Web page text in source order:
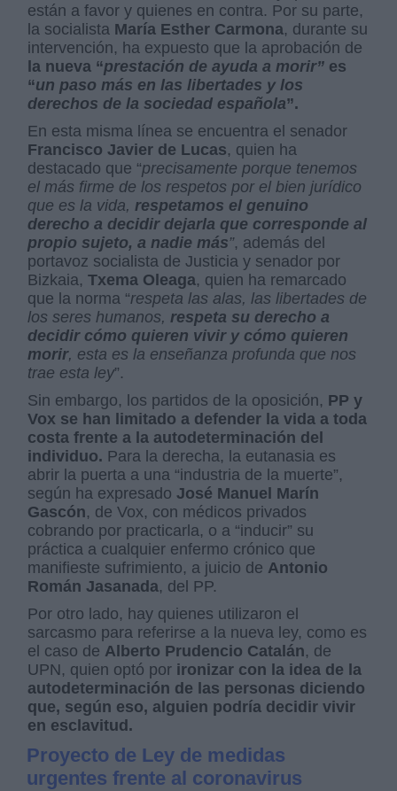
están a favor y quienes en contra. Por su parte,
la socialista María Esther Carmona, durante su
intervención, ha expuesto que la aprobación de
la nueva “prestación de ayuda a morir” es
“un paso más en las libertades y los
derechos de la sociedad española”.
En esta misma línea se encuentra el senador
Francisco Javier de Lucas, quien ha
destacado que “precisamente porque tenemos
el más firme de los respetos por el bien jurídico
que es la vida,respetamos el genuino
derecho a decidir dejarla que corresponde al
propio sujeto, a nadie más”, además del
portavoz socialista de Justicia y senador por
Bizkaia,Txema Oleaga, quien ha remarcado
que la norma “respeta las alas, las libertades de
los seres humanos,respeta su derecho a
decidir cómo quieren vivir y cómo quieren
morir, esta es la enseñanza profunda que nos
trae esta ley”.
Sin embargo, los partidos de la oposición, PP y
Vox se han limitado a defender la vida a toda
costa frente a la autodeterminación del
individuo. Para la derecha, la eutanasia es
abrir la puerta a una “industria de la muerte”,
según ha expresado José Manuel Marín
Gascón, de Vox, con médicos privados
cobrando por practicarla, o a “inducir” su
práctica a cualquier enfermo crónico que
manifieste sufrimiento, a juicio de Antonio
Román Jasanada, del PP.
Por otro lado, hay quienes utilizaron el
sarcasmo para referirse a la nueva ley, como es
el caso de Alberto Prudencio Catalán, de
UPN, quien optó por ironizar con la idea de la
autodeterminación de las personas diciendo
que, según eso, alguien podría decidir vivir
en esclavitud.
Proyecto de Ley de medidas
urgentes frente al coronavirus